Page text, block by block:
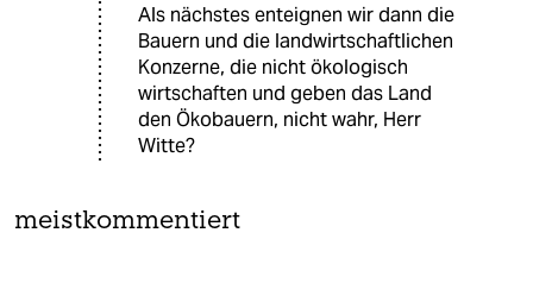
Als nächstes enteignen wir dann die
Bauern und die landwirtschaftlichen
Konzerne, die nicht ökologisch
wirtschaften und geben das Land
den Ökobauern, nicht wahr, Herr
Witte?
meistkommentiert